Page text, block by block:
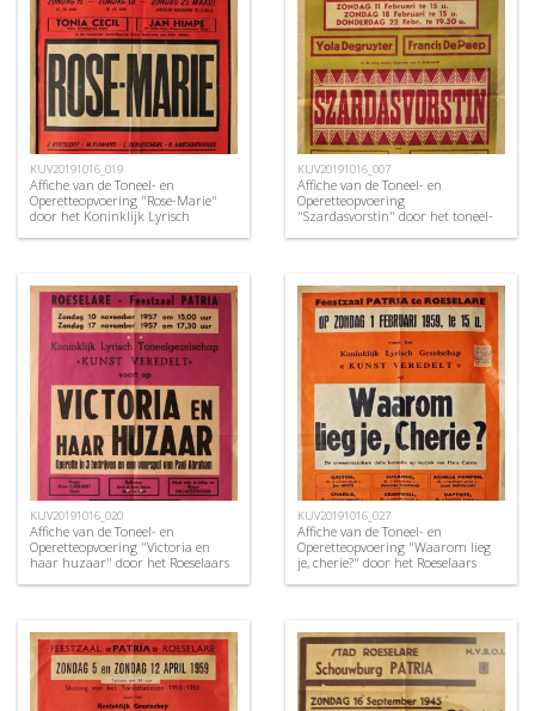
KUV20191016_019
Affiche van de Toneel- en
Operetteopvoering "Rose-Marie"
door het Koninklijk Lyrisch
KUV20191016_007
Affiche van de Toneel- en
Operetteopvoering
"Szardasvorstin" door het toneel-
KUV20191016_020
Affiche van de Toneel- en
Operetteopvoering "Victoria en
haar huzaar" door het Roeselaars
KUV20191016_027
Affiche van de Toneel- en
Operetteopvoering "Waarom lieg
je, cherie?" door het Roeselaars